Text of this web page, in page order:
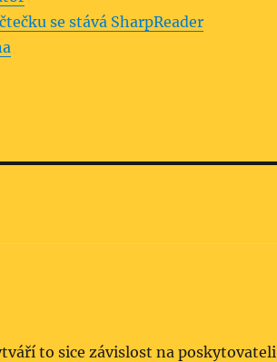
se stává SharpReader
to sice závislost na poskytovateli